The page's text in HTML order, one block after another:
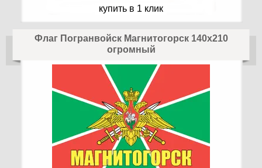
купить в 1 клик
Флаг Погранвойск Магнитогорск 140х210
огромный